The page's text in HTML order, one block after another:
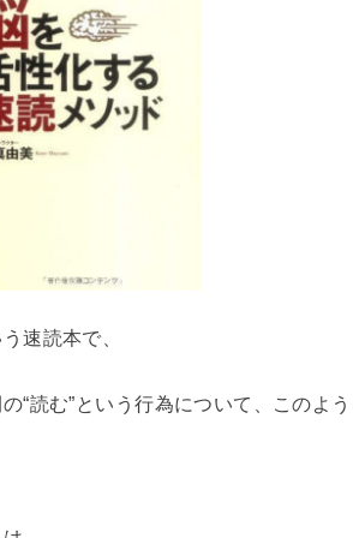
速読本で、
の“読む”という行為について、このよ